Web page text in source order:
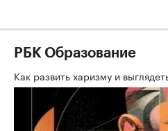
РБК Образование
Как развить харизму и